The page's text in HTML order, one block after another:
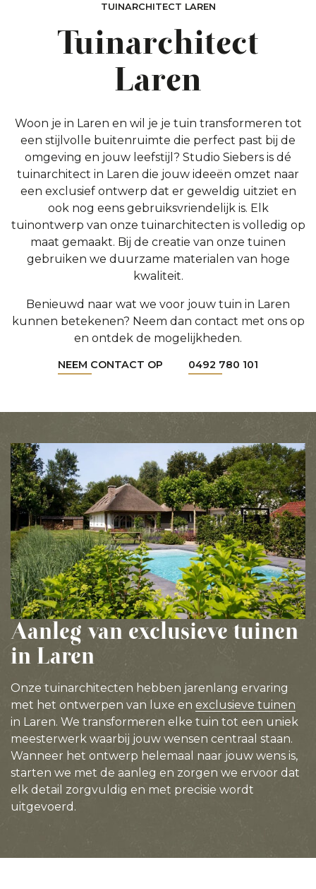
TUINARCHITECT LAREN
Tuinarchitect
Laren
Woon je in Laren en wil je je tuin transformeren tot
een stijlvolle buitenruimte die perfect past bij de
omgeving en jouw leefstijl? Studio Siebers is dé
tuinarchitect in Laren die jouw ideeën omzet naar
een exclusief ontwerp dat er geweldig uitziet en
ook nog eens gebruiksvriendelijk is. Elk
tuinontwerp van onze tuinarchitecten is volledig op
maat gemaakt. Bij de creatie van onze tuinen
gebruiken we duurzame materialen van hoge
kwaliteit.
Benieuwd naar wat we voor jouw tuin in Laren
kunnen betekenen? Neem dan contact met ons op
en ontdek de mogelijkheden.
NEEM CONTACT OP 0492 780 101
Aanleg van exclusieve tuinen
in Laren
Onze tuinarchitecten hebben jarenlang ervaring
met het ontwerpen van luxe en exclusieve tuinen
in Laren. We transformeren elke tuin tot een uniek
meesterwerk waarbij jouw wensen centraal staan.
Wanneer het ontwerp helemaal naar jouw wens is,
starten we met de aanleg en zorgen we ervoor dat
elk detail zorgvuldig en met precisie wordt
uitgevoerd.